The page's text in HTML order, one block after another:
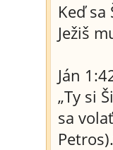
Keď
Ježiš
Ján
„Ty si
sa